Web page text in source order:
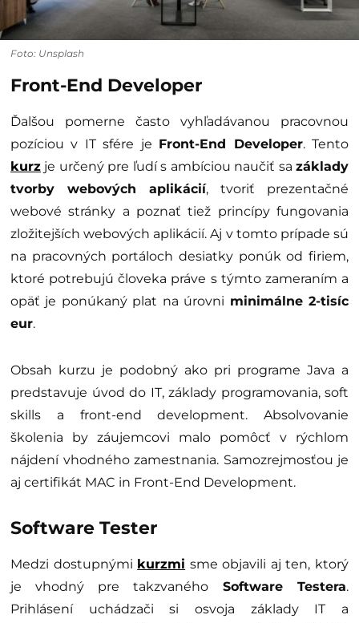
Foto: Unsplash
Front-End Developer
Ďalšou pomerne často vyhľadávanou pracovnou
pozíciou v IT sfére je Front-End Developer. Tento
kurz je určený pre ľudí s ambíciou naučiť sa základy
tvorby webových aplikácií, tvoriť prezentačné
webové stránky a poznať tiež princípy fungovania
zložitejších webových aplikácií. Aj v tomto prípade sú
na pracovných portáloch desiatky ponúk od firiem,
ktoré potrebujú človeka práve s týmto zameraním a
opäť je ponúkaný plat na úrovni minimálne 2-tisíc
eur.
Obsah kurzu je podobný ako pri programe Java a
predstavuje úvod do IT, základy programovania, soft
skills a front-end development. Absolvovanie
školenia by záujemcovi malo pomôcť v rýchlom
nájdení vhodného zamestnania. Samozrejmosťou je
aj certifikát MAC in Front-End Development.
Software Tester
Medzi dostupnými kurzmi sme objavili aj ten, ktorý
je vhodný pre takzvaného Software Testera.
Prihlásení uchádzači si osvoja základy IT a